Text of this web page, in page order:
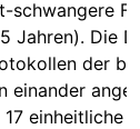
schwangere
Jahren). Die
der
einander
einheitliche